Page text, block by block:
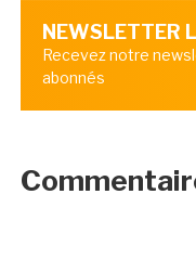
NEWSLETTER
Recevez notre
abonnés